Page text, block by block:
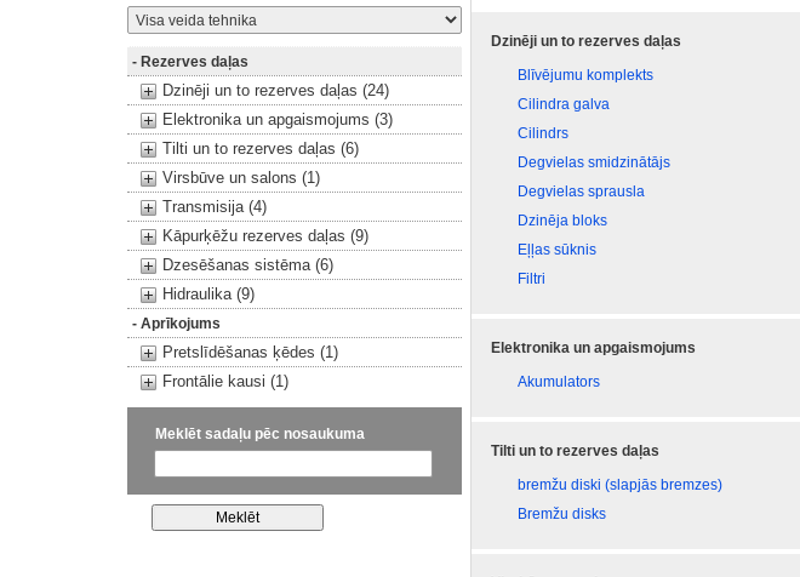
- Rezerves daļas
Dzinēji un to rezerves daļas (24)
Elektronika un apgaismojums (3)
Tilti un to rezerves daļas (6)
Virsbūve un salons (1)
Transmisija (4)
Kāpurķēžu rezerves daļas (9)
Dzesēšanas sistēma (6)
Hidraulika (9)
- Aprīkojums
Pretslīdēšanas ķēdes (1)
Frontālie kausi (1)
Meklēt sadaļu pēc nosaukuma
Dzinēji un to rezerves daļas
Blīvējumu komplekts
Cilindra galva
Cilindrs
Degvielas smidzinātājs
Degvielas sprausla
Dzinēja bloks
Eļļas sūknis
Filtri
Elektronika un apgaismojums
Akumulators
Tilti un to rezerves daļas
bremžu diski (slapjās bremzes)
Bremžu disks